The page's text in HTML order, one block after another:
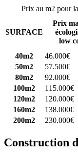
Prix au m2 pour
SURFACE
Prix
low
40m2
46.000€
50m2
57.500€
80m2
92.000€
100m2
115.000€
120m2
120.000€
160m2
138.000€
200m2
230.000€
Construction